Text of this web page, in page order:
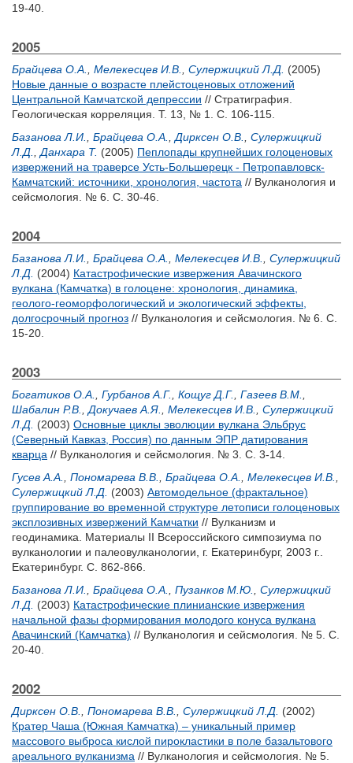
19-40.
2005
Брайцева О.А. Мелекесцев И.В. Сулержицкий Л.Д. (2005)
Новые данные о возрасте плейстоценовых отложений
Центральной Камчатской депрессии // Стратиграфия.
Геологическая корреляция. Т. 13, № 1. С. 106-115.
Базанова Л.И.
Брайцева О.А. Дирксен О.В.
Сулержицкий
Л.Д.
Данхара Т. (2005) Пеплопады крупнейших голоценовых
извержений на траверсе Усть-Большерецк - Петропавловск-
Камчатский: источники, хронология, частота // Вулканология и
сейсмология. № 6. С. 30-46.
2004
Базанова Л.И. Брайцева О.А. Мелекесцев И.В.
Сулержицкий
Л.Д. (2004) Катастрофические извержения Авачинского
вулкана (Камчатка) в голоцене: хронология, динамика,
геолого-геоморфологический и экологический эффекты,
долгосрочный прогноз // Вулканология и сейсмология. № 6. С.
15-20.
2003
Богатиков О.А. Гурбанов А.Г. Кощуг Д.Г. Газеев В.М.
Шабалин Р.В.
Докучаев А.Я. Мелекесцев И.В.
Сулержицкий
Л.Д. (2003) Основные циклы эволюции вулкана Эльбрус
(Северный Кавказ, Россия) по данным ЭПР датирования
кварца // Вулканология и сейсмология. № 3. С. 3-14.
Гусев А.А.
Пономарева В.В. Брайцева О.А. Мелекесцев И.В.
Сулержицкий Л.Д. (2003) Автомодельное (фрактальное)
группирование во временной структуре летописи голоценовых
эксплозивных извержений Камчатки // Вулканизм и
геодинамика. Материалы II Всероссийского симпозиума по
вулканологии и палеовулканологии, г. Екатеринбург, 2003 г..
Екатеринбург. С. 862-866.
Базанова Л.И.
Брайцева О.А. Пузанков М.Ю.
Сулержицкий
Л.Д. (2003) Катастрофические плинианские извержения
начальной фазы формирования молодого конуса вулкана
Авачинский (Камчатка) // Вулканология и сейсмология. № 5. С.
20-40.
2002
Дирксен О.В. Пономарева В.В. Сулержицкий Л.Д. (2002)
Кратер Чаша (Южная Камчатка) – уникальный пример
массового выброса кислой пирокластики в поле базальтового
ареального вулканизма // Вулканология и сейсмология. № 5.